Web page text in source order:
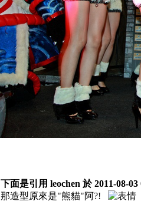
下面是引用 leochen 於 2011-08-
那造型原來是"熊貓"阿?!